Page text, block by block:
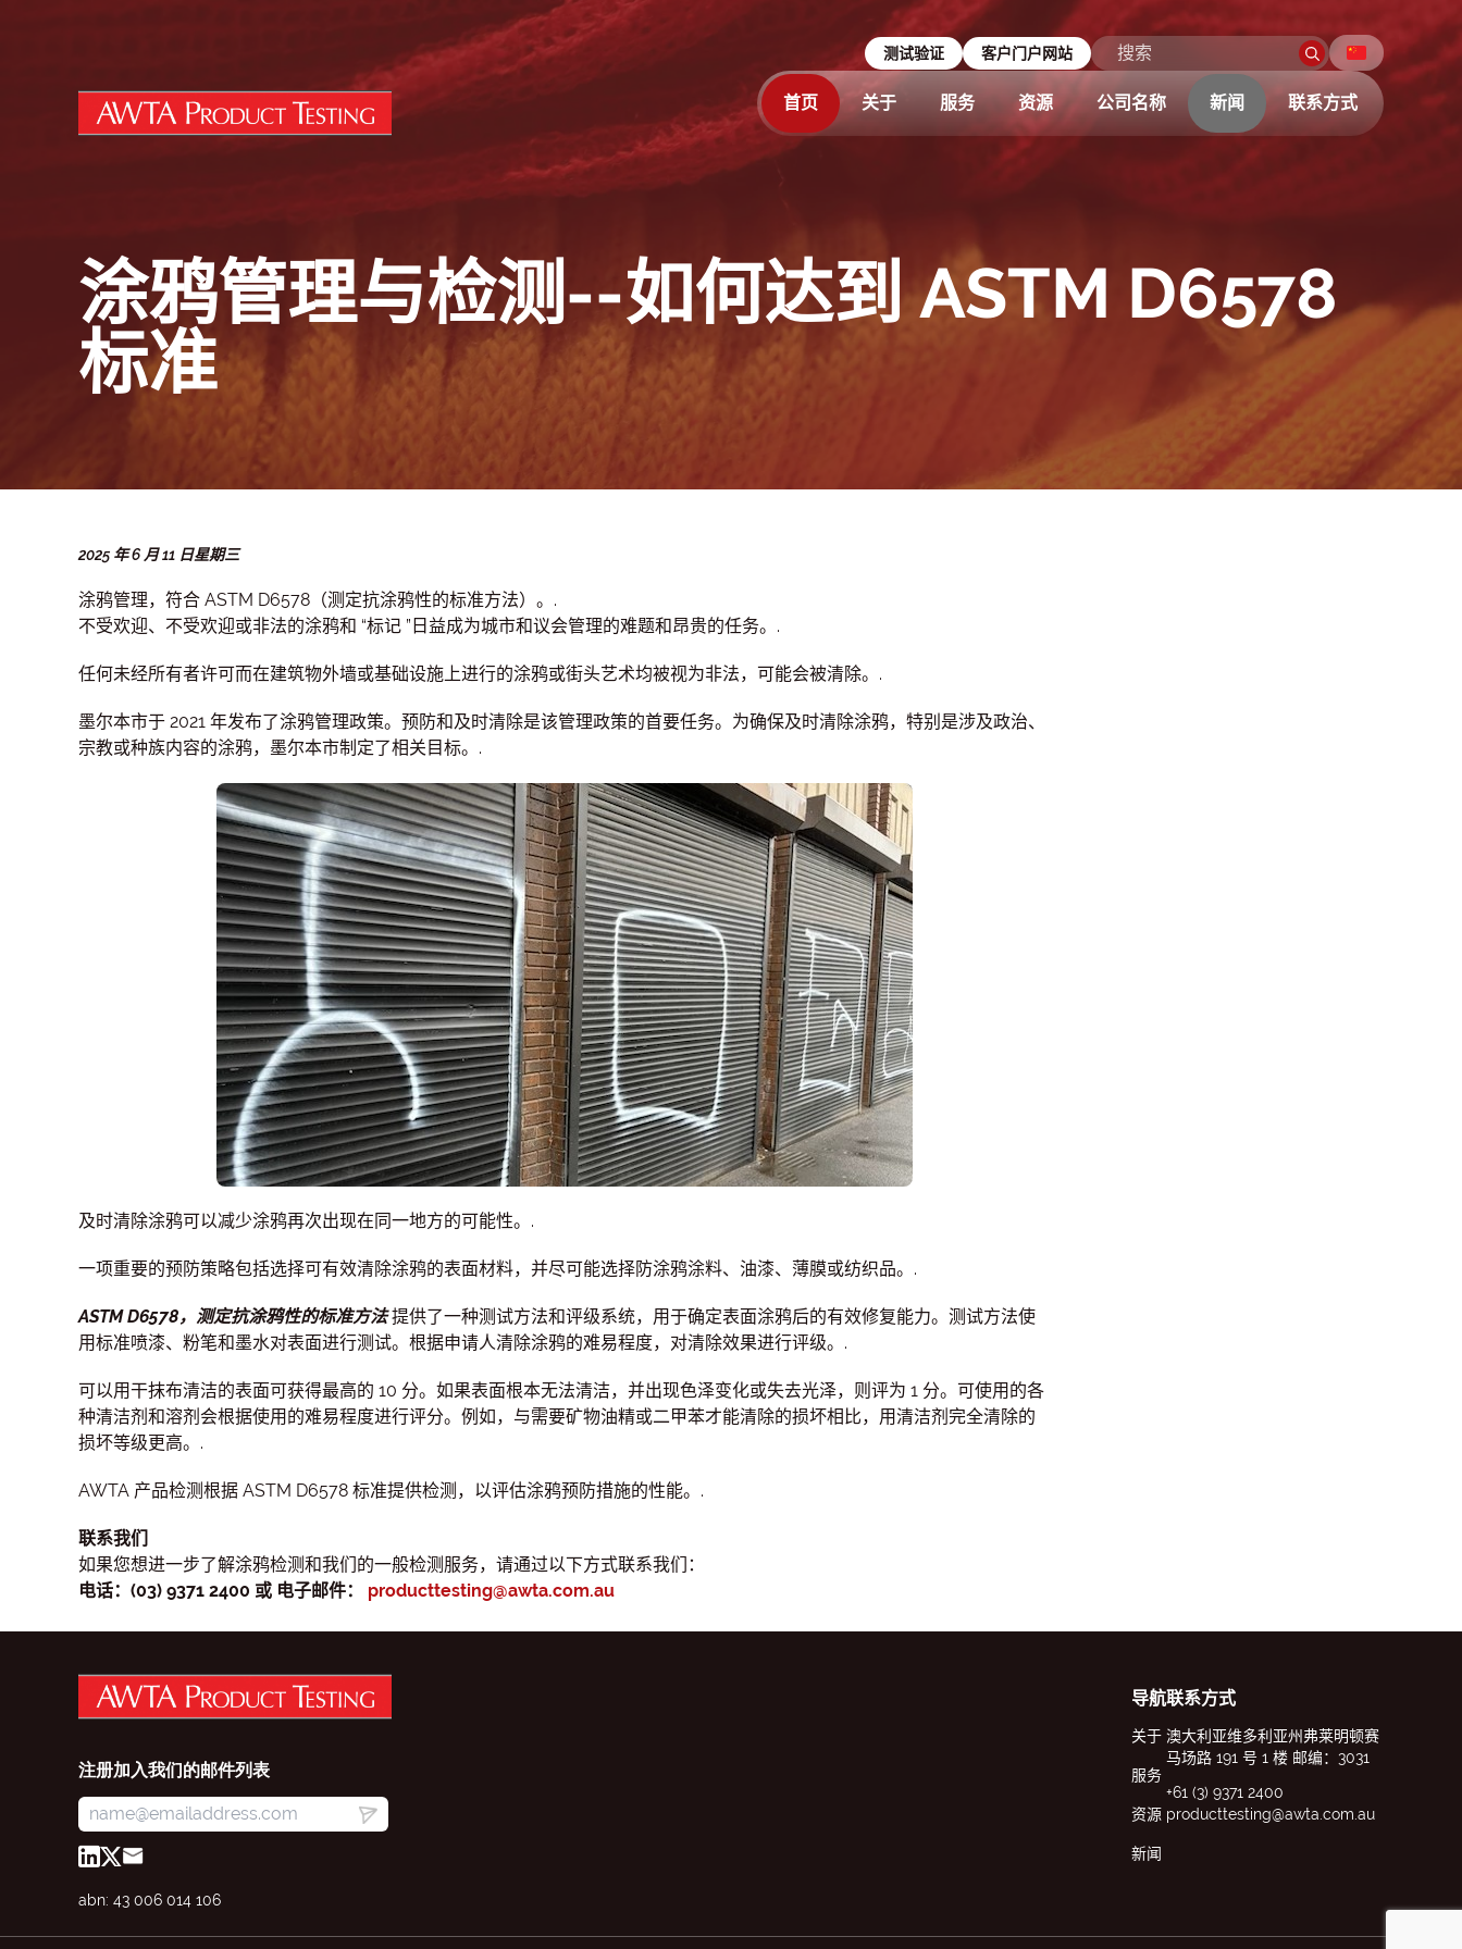
测试验证 客户门户网站
首页 关于 服务 资源 公司名称 新闻 联系方式
涂鸦管理与检测--如何达到 ASTM D6578
标准
2025 年 6 月 11 日星期三
涂鸦管理，符合 ASTM D6578（测定抗涂鸦性的标准方法）。.
不受欢迎、不受欢迎或非法的涂鸦和 “标记 ”日益成为城市和议会管理的难题和昂贵的任务。.
任何未经所有者许可而在建筑物外墙或基础设施上进行的涂鸦或街头艺术均被视为非法，可能会被清除。.
墨尔本市于 2021 年发布了涂鸦管理政策。预防和及时清除是该管理政策的首要任务。为确保及时清除涂鸦，特别是涉及政治、
宗教或种族内容的涂鸦，墨尔本市制定了相关目标。.
及时清除涂鸦可以减少涂鸦再次出现在同一地方的可能性。.
一项重要的预防策略包括选择可有效清除涂鸦的表面材料，并尽可能选择防涂鸦涂料、油漆、薄膜或纺织品。.
ASTM D6578，测定抗涂鸦性的标准方法提供了一种测试方法和评级系统，用于确定表面涂鸦后的有效修复能力。测试方法使
用标准喷漆、粉笔和墨水对表面进行测试。根据申请人清除涂鸦的难易程度，对清除效果进行评级。.
可以用干抹布清洁的表面可获得最高的 10 分。如果表面根本无法清洁，并出现色泽变化或失去光泽，则评为 1 分。可使用的各
种清洁剂和溶剂会根据使用的难易程度进行评分。例如，与需要矿物油精或二甲苯才能清除的损坏相比，用清洁剂完全清除的
损坏等级更高。.
AWTA 产品检测根据 ASTM D6578 标准提供检测，以评估涂鸦预防措施的性能。.
联系我们
如果您想进一步了解涂鸦检测和我们的一般检测服务，请通过以下方式联系我们：
电话：(03) 9371 2400 或 电子邮件： producttesting@awta.com.au
注册加入我们的邮件列表
abn: 43 006 014 106
导航
关于
服务
资源
新闻
联系方式
澳大利亚维多利亚州弗莱明顿赛
马场路 191 号 1 楼 邮编：3031
+61 (3) 9371 2400
producttesting@awta.com.au